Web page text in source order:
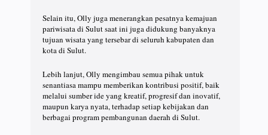
Selain itu, Olly juga menerangkan pesatnya kemajuan
pariwisata di Sulut saat ini juga didukung banyaknya
tujuan wisata yang tersebar di seluruh kabupaten dan
kota di Sulut.
Lebih lanjut, Olly mengimbau semua pihak untuk
senantiasa mampu memberikan kontribusi positif, baik
melalui sumber ide yang kreatif, progresif dan inovatif,
maupun karya nyata, terhadap setiap kebijakan dan
berbagai program pembangunan daerah di Sulut.